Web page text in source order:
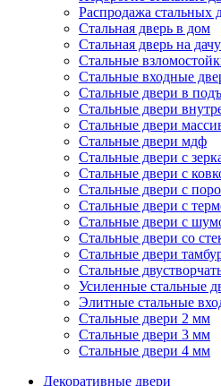
Распродажа стальных
Стальная дверь в дом
Стальная дверь на дачу
Стальные
Стальные входные
Стальные двери в
Стальные двери
Стальные двери
Стальные двери мдф
Стальные двери с
Стальные двери с
Стальные двери с
Стальные двери с
Стальные двери с
Стальные двери со
Стальные двери
Стальные
Усиленные стальные
Элитные стальные
Стальные двери 2 мм
Стальные двери 3 мм
Стальные двери 4 мм
Декоративные двери